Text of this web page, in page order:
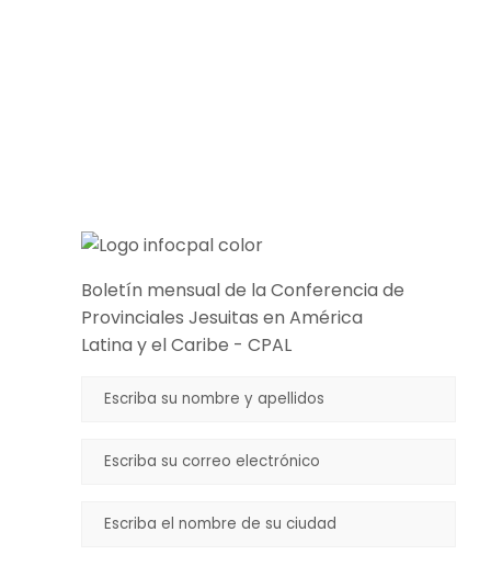
Boletín mensual de la Conferencia de
Provinciales Jesuitas en América
Latina y el Caribe - CPAL